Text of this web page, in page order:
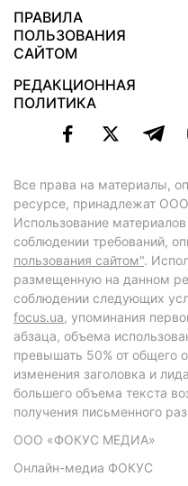
ПРАВИЛА
ПОЛЬЗОВАНИЯ
САЙТОМ
РЕДАКЦИОННАЯ
ПОЛИТИКА
Все права на материалы,
ресурсе, принадлежат
Использование
соблюдении требований,
пользования сайтом".
размещенную на данном
соблюдении следующих
focus.ua, упоминания
абзаца, объема
превышать 50% от общего
изменения заголовка и
большего объема текста
получения письменного
ООО «ФОКУС МЕДИА»
Онлайн-медиа ФОКУС